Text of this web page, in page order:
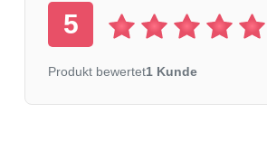
5
Produkt bewertet1 Kunde